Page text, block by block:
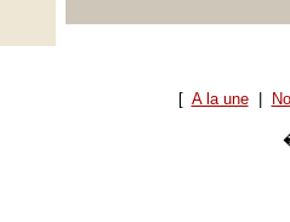
[ A la une|